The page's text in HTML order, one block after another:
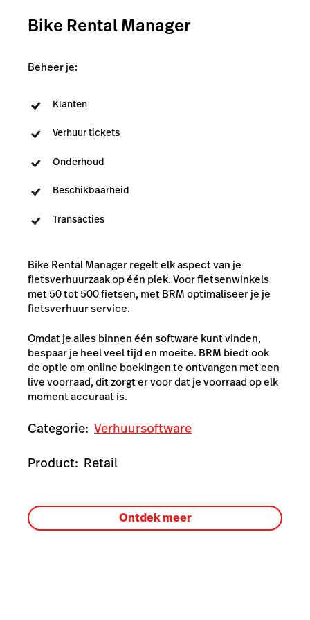
Bike Rental Manager
Beheer je:
Klanten
Verhuur tickets
Onderhoud
Beschikbaarheid
Transacties
Bike Rental Manager regelt elk aspect van je
fietsverhuurzaak op één plek. Voor fietsenwinkels
met 50 tot 500 fietsen, met BRM optimaliseer je je
fietsverhuur service.
Omdat je alles binnen één software kunt vinden,
bespaar je heel veel tijd en moeite. BRM biedt ook
de optie om online boekingen te ontvangen met een
live voorraad, dit zorgt er voor dat je voorraad op elk
moment accuraat is.
Categorie: Verhuursoftware
Product: Retail
Ontdek meer